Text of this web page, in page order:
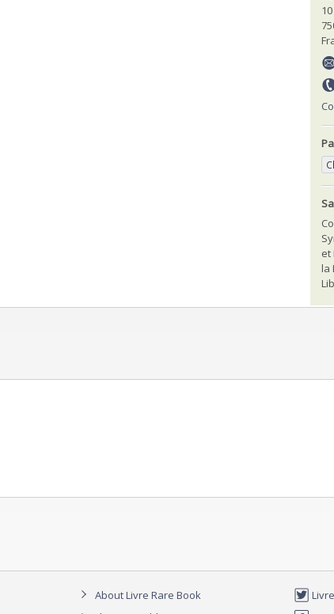
et
la
About Livre Rare Book